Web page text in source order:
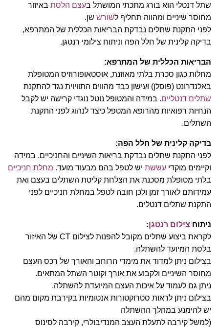
שתל דנטלי הוא בורג מתכתי המושתל בעצם הלסתבאיזור
מחוסר שיניים ומהווה תחליף לשורששן.
לפני התקנת שתלים נבדקת הבריאות הכללית של המתרפא,
בדיקה קלינית של חלל הפה וניתוח צילומי רנטגן.
הבריאות הכללית של המתרפא:
מחלות כגון סכרת בלתי מאוזנת, אוסטאופורוזיס המטופלת
באלנדרונט (פוסלן) ועישון כבד מהווים התוויוית נגד להתקנת
שתלים דנטליים. במידה והמטופל נוטל נוגדי קרישה יש לקבל
הנחיות רפואיות מהרופא המטפל כיצד לנהוג לפני התקנת
השתלים.
בדיקה קלינית של חלל הפה:
לפני התקנת שתלים נבדקת בריאות השיניים והחניכיים. במידה
וקיימים מוקדי עששתיש לטפל בהם מבעוד מועד. מחלת חניכיים
בלתי מטופלת מסכנת את הצלחת קליטת השתלים בעצם ואת
עמידותם לאורך זמן ולכן חובה לטפל במחלת חניכיים לפני
התקנת שתלים דנטלים.
ניתוח צילום רנטגן:
לקראת ביצוע שתלים מקובל להפנות לצילום CT של האיזור
בלסת המיועד להשתלה.
בצילום ניתן למדוד את מימדי הרוחב והאורך של רכס העצם
מחוסר השיניים ולקבוע את אורך וקוטר השתל המתאים.
ניתן גם לעמוד על איכות העצם המיועדת להשתלה.
בצילום ניתן לראות סטרוקטורות אנטומיות בקירבת מקום מהם
יש להימנע במהלך ההשתלה
(למשל קירבה לתעלת העצב המנדיבולרי, קירבה לסינוס